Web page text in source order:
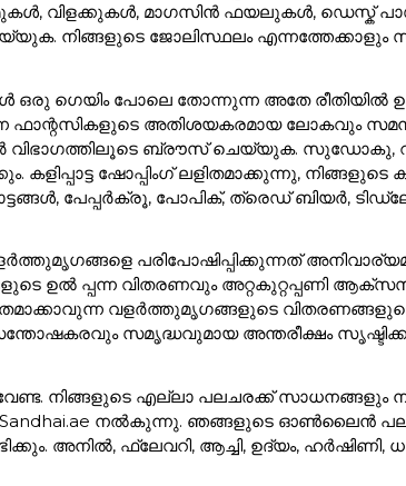
വിളക്കുകൾ, മാഗസിൻ ഫയലുകൾ,
നിങ്ങളുടെ ജോലിസ്ഥലം
ഒരു ഗെയിം പോലെ തോന്നുന്ന അതേ രീതിയിൽ
അതിശയകരമായ ലോകവും
വിഭാഗത്തിലൂടെ ബ്രൗസ് ചെയ്യുക. സുഡോകു,
ഷോപ്പിംഗ് ലളിതമാക്കുന്നു, നിങ്ങളുടെ
പേപ്പർക്രൂ, പോപിക്, ത്രെഡ് ബിയർ,
പരിപോഷിപ്പിക്കുന്നത്
ഉൽ പ്പന്ന വിതരണവും
വളർത്തുമൃഗങ്ങളുടെ
സമൃദ്ധവുമായ അന്തരീക്ഷം
നിങ്ങളുടെ എല്ലാ പലചരക്ക് സാധനങ്ങളും
നൽകുന്നു. ഞങ്ങളുടെ ഓൺലൈൻ
അനിൽ, ഫ്ലേവറി, ആച്ചി, ഉദ്യം,